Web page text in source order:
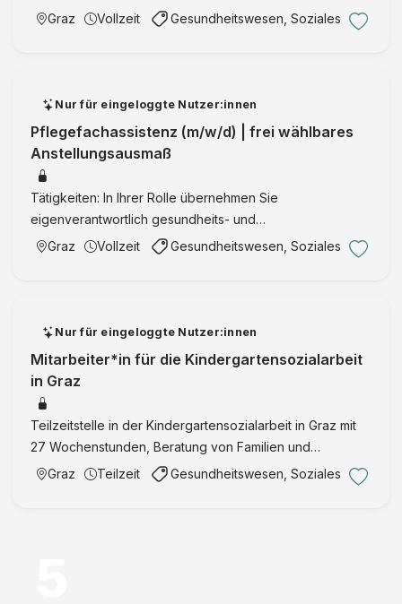
ea
e
r
g
/
G
n
h
e
i
o
u
n
d
I
n
s
r
u
g
s
a
t
(
A
U
V
A
Tätigkeit mit dem Ziel einer langfristigen Zusammenarbeit.
Graz Vollzeit Gesundheitswesen, Soziales
Nur für eingeloggte Nutzer:innen
Pflegefachassistenz (m/w/d) | frei wählbares
Anstellungsausmaß
Tätigkeiten: In Ihrer Rolle übernehmen Sie
eigenverantwortlich gesundheits- und
krankenpflegerische Maßnahmen, die im Rahmen des
Graz Vollzeit Gesundheitswesen, Soziales
Nur für eingeloggte Nutzer:innen
Mitarbeiter*in für die Kindergartensozialarbeit
in Graz
Teilzeitstelle in der Kindergartensozialarbeit in Graz mit
27 Wochenstunden, Beratung von Familien und
Unterstützung pädagogischer Teams.
Graz Teilzeit Gesundheitswesen, Soziales